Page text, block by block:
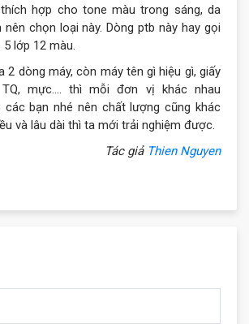
hợp cho tone màu trong sáng, da
chọn loại này. Dòng ptb này hay gọi
lớp 12 màu.
2 dòng máy, còn máy tên gì hiệu gì, giấy
mực…. thì mỗi đơn vị khác nhau
các bạn nhé nên chất lượng cũng khác
và lâu dài thì ta mới trải nghiệm được.
Tác giả Thien Nguyen